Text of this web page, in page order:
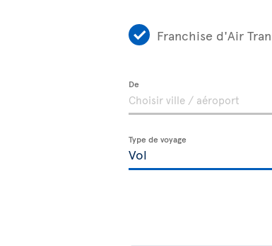
Franchise d'Air
De
Type de voyage